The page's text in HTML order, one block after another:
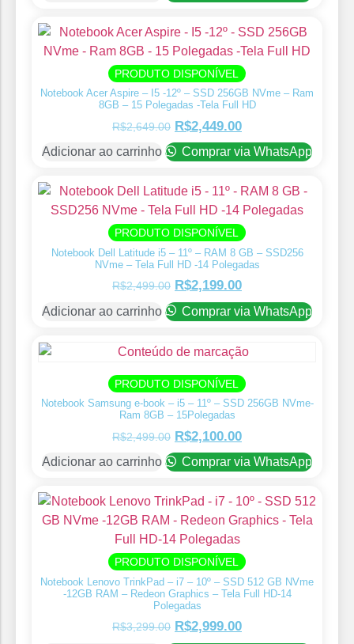
PRODUTO DISPONÍVEL
Notebook Acer Aspire – I5 -12º – SSD 256GB NVme – Ram
8GB – 15 Polegadas -Tela Full HD
R$2,649.00 R$2,449.00
Adicionar ao carrinho Comprar via WhatsApp
PRODUTO DISPONÍVEL
Notebook Dell Latitude i5 – 11º – RAM 8 GB – SSD256
NVme – ⁠Tela Full HD -14 Polegadas
R$2,499.00 R$2,199.00
Adicionar ao carrinho Comprar via WhatsApp
PRODUTO DISPONÍVEL
Notebook Samsung e-book – i5 – 11º – SSD 256GB NVme-
Ram 8GB – 15Polegadas
R$2,499.00 R$2,100.00
Adicionar ao carrinho Comprar via WhatsApp
PRODUTO DISPONÍVEL
Notebook Lenovo TrinkPad – i7 – 10º – SSD 512 GB NVme
-12GB RAM – Redeon Graphics – Tela Full HD-14
Polegadas
R$3,299.00 R$2,999.00